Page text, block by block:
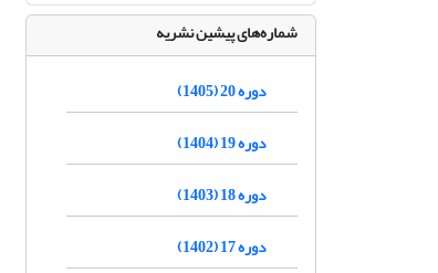
شماره‌های پیشین نشریه
دوره 20 (1405)
دوره 19 (1404)
دوره 18 (1403)
دوره 17 (1402)